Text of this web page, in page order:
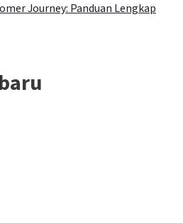
Journey: Panduan Lengkap